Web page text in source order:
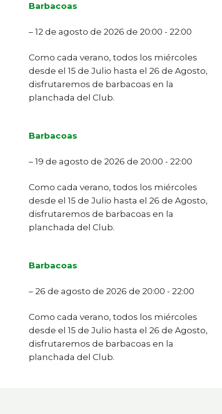
Barbacoas
– 12 de agosto de 2026 de 20:00 - 22:00
Como cada verano, todos los miércoles
desde el 15 de Julio hasta el 26 de Agosto,
disfrutaremos de barbacoas en la
planchada del Club.
Barbacoas
– 19 de agosto de 2026 de 20:00 - 22:00
Como cada verano, todos los miércoles
desde el 15 de Julio hasta el 26 de Agosto,
disfrutaremos de barbacoas en la
planchada del Club.
Barbacoas
– 26 de agosto de 2026 de 20:00 - 22:00
Como cada verano, todos los miércoles
desde el 15 de Julio hasta el 26 de Agosto,
disfrutaremos de barbacoas en la
planchada del Club.